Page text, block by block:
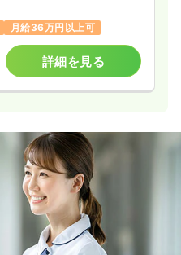
月給36万円以上可
詳細を見る